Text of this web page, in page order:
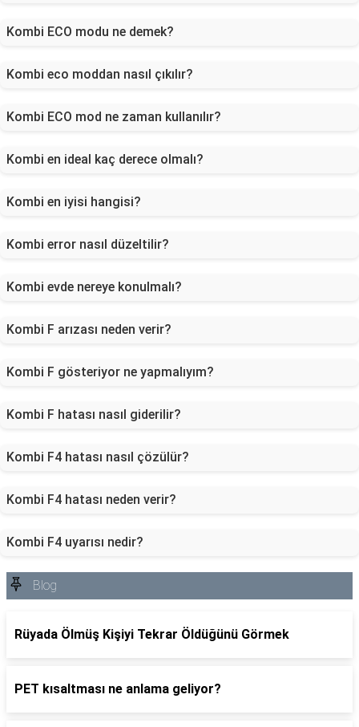
Kombi ECO modu ne demek?
Kombi eco moddan nasıl çıkılır?
Kombi ECO mod ne zaman kullanılır?
Kombi en ideal kaç derece olmalı?
Kombi en iyisi hangisi?
Kombi error nasıl düzeltilir?
Kombi evde nereye konulmalı?
Kombi F arızası neden verir?
Kombi F gösteriyor ne yapmalıyım?
Kombi F hatası nasıl giderilir?
Kombi F4 hatası nasıl çözülür?
Kombi F4 hatası neden verir?
Kombi F4 uyarısı nedir?
Blog
Rüyada Ölmüş Kişiyi Tekrar Öldüğünü Görmek
PET kısaltması ne anlama geliyor?